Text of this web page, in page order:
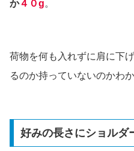
か４０g。
荷物を何も入れずに肩に下
るのか持っていないのかわ
好みの長さにショルダ